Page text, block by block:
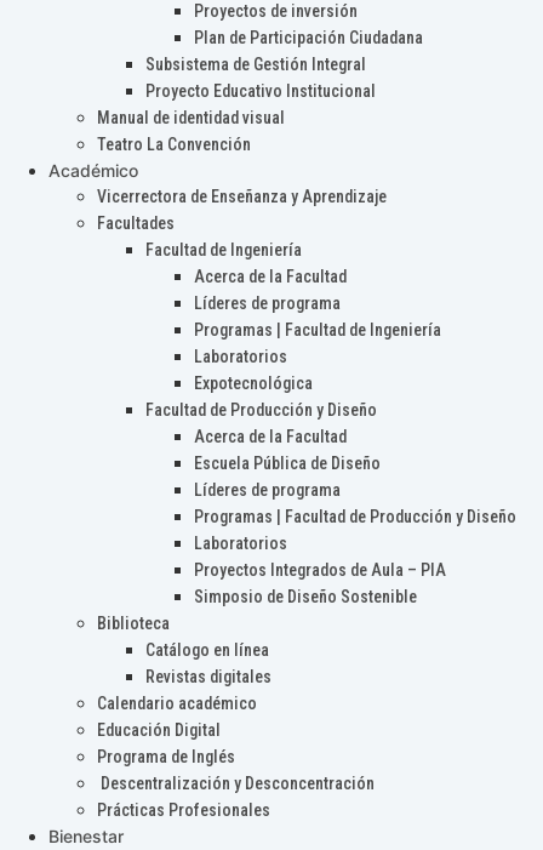
Proyectos de inversión
Plan de Participación Ciudadana
Subsistema de Gestión Integral
Proyecto Educativo Institucional
Manual de identidad visual
Teatro La Convención
Académico
Vicerrectora de Enseñanza y Aprendizaje
Facultades
Facultad de Ingeniería
Acerca de la Facultad
Líderes de programa
Programas | Facultad de Ingeniería
Laboratorios
Expotecnológica
Facultad de Producción y Diseño
Acerca de la Facultad
Escuela Pública de Diseño
Líderes de programa
Programas | Facultad de Producción y Diseño
Laboratorios
Proyectos Integrados de Aula – PIA
Simposio de Diseño Sostenible
Biblioteca
Catálogo en línea
Revistas digitales
Calendario académico
Educación Digital
Programa de Inglés
Descentralización y Desconcentración
Prácticas Profesionales
Bienestar